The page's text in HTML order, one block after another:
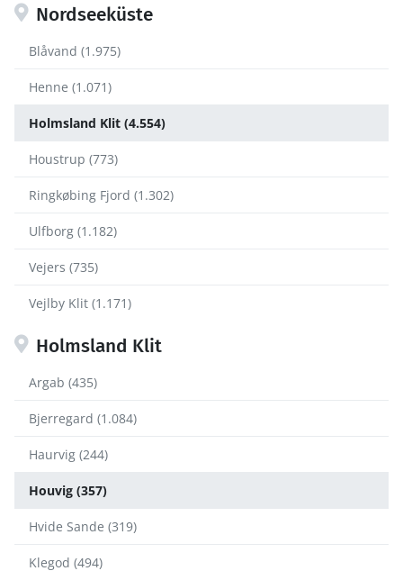
Nordseeküste
Blåvand (1.975)
Henne (1.071)
Holmsland Klit (4.554)
Houstrup (773)
Ringkøbing Fjord (1.302)
Ulfborg (1.182)
Vejers (735)
Vejlby Klit (1.171)
Holmsland Klit
Argab (435)
Bjerregard (1.084)
Haurvig (244)
Houvig (357)
Hvide Sande (319)
Klegod (494)